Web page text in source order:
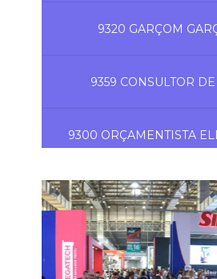
9320 GARÇOM
9359 CONSULTOR
9300 ORÇAMENTISTA